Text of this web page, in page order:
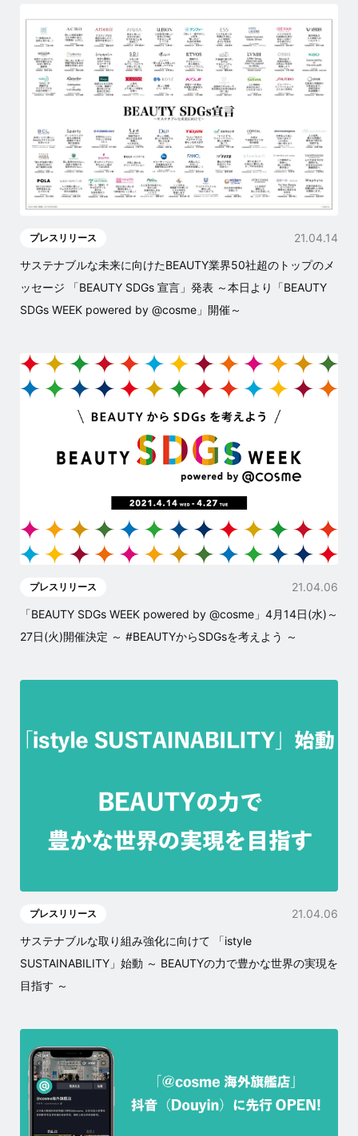
プレスリリース
21.04.14
サステナブルな未来に向けたBEAUTY業界50社超のトップのメ
ッセージ 「BEAUTY SDGs 宣言」発表 ～本日より「BEAUTY
SDGs WEEK powered by @cosme」開催～
プレスリリース
21.04.06
「BEAUTY SDGs WEEK powered by @cosme」4月14日(水)～
27日(火)開催決定 ～ #BEAUTYからSDGsを考えよう ～
プレスリリース
21.04.06
サステナブルな取り組み強化に向けて 「istyle
SUSTAINABILITY」始動 ～ BEAUTYの力で豊かな世界の実現を
目指す ～